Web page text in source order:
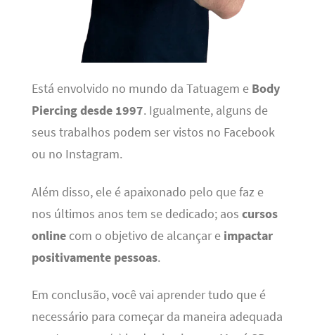
Está envolvido no mundo da Tatuagem e Body
Piercing desde 1997. Igualmente, alguns de
seus trabalhos podem ser vistos no Facebook
ou no Instagram.
Além disso, ele é apaixonado pelo que faz e
nos últimos anos tem se dedicado; aos cursos
onlinecom o objetivo de alcançar e impactar
positivamente pessoas.
Em conclusão, você vai aprender tudo que é
necessário para começar da maneira adequada